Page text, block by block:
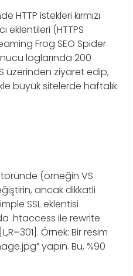
istekleri kırmızı
eklentileri (HTTPS
Frog SEO Spider
loglarında 200
üzerinden ziyaret edip,
büyük sitelerde haftalık
(örneğin VS
ancak dikkatli
SSL eklentisi
.htaccess ile rewrite
Örnek: Bir resim
yapın. Bu, %90